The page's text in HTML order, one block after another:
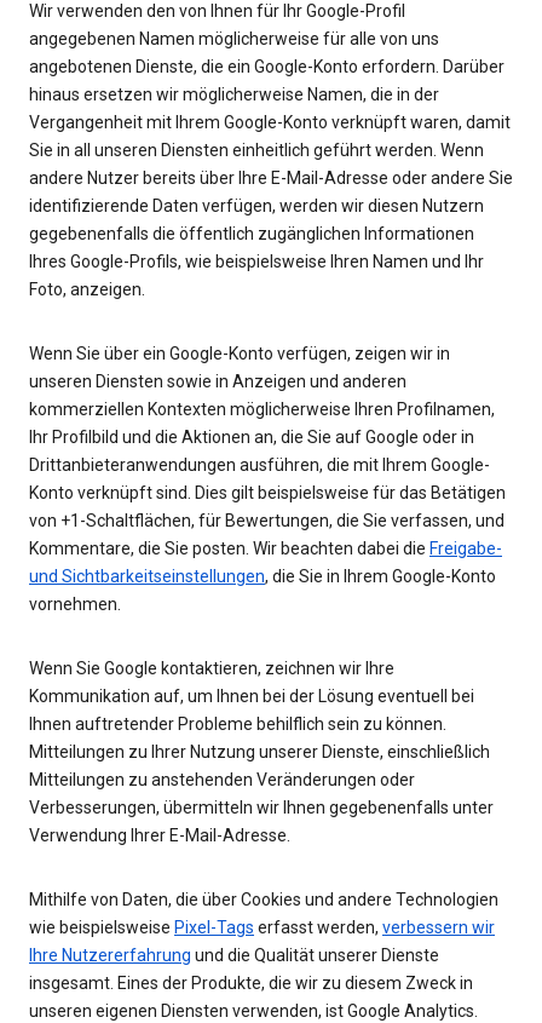
Wir verwenden den von Ihnen für Ihr Google-Profil
angegebenen Namen möglicherweise für alle von uns
angebotenen Dienste, die ein Google-Konto erfordern. Darüber
hinaus ersetzen wir möglicherweise Namen, die in der
Vergangenheit mit Ihrem Google-Konto verknüpft waren, damit
Sie in all unseren Diensten einheitlich geführt werden. Wenn
andere Nutzer bereits über Ihre E-Mail-Adresse oder andere Sie
identifizierende Daten verfügen, werden wir diesen Nutzern
gegebenenfalls die öffentlich zugänglichen Informationen
Ihres Google-Profils, wie beispielsweise Ihren Namen und Ihr
Foto, anzeigen.
Wenn Sie über ein Google-Konto verfügen, zeigen wir in
unseren Diensten sowie in Anzeigen und anderen
kommerziellen Kontexten möglicherweise Ihren Profilnamen,
Ihr Profilbild und die Aktionen an, die Sie auf Google oder in
Drittanbieteranwendungen ausführen, die mit Ihrem Google-
Konto verknüpft sind. Dies gilt beispielsweise für das Betätigen
von +1-Schaltflächen, für Bewertungen, die Sie verfassen, und
Kommentare, die Sie posten. Wir beachten dabei die Freigabe-
und Sichtbarkeitseinstellungen, die Sie in Ihrem Google-Konto
vornehmen.
Wenn Sie Google kontaktieren, zeichnen wir Ihre
Kommunikation auf, um Ihnen bei der Lösung eventuell bei
Ihnen auftretender Probleme behilflich sein zu können.
Mitteilungen zu Ihrer Nutzung unserer Dienste, einschließlich
Mitteilungen zu anstehenden Veränderungen oder
Verbesserungen, übermitteln wir Ihnen gegebenenfalls unter
Verwendung Ihrer E-Mail-Adresse.
Mithilfe von Daten, die über Cookies und andere Technologien
wie beispielsweise Pixel-Tags erfasst werden, verbessern wir
Ihre Nutzererfahrung und die Qualität unserer Dienste
insgesamt. Eines der Produkte, die wir zu diesem Zweck in
unseren eigenen Diensten verwenden, ist Google Analytics.